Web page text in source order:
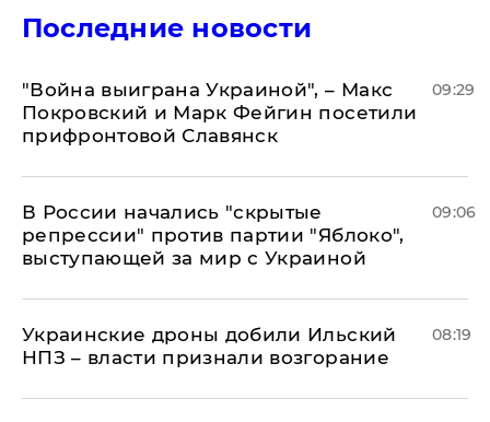
Последние новости
"Война выиграна Украиной", – Макс
Покровский и Марк Фейгин посетили
прифронтовой Славянск
09:29
В России начались "скрытые
репрессии" против партии "Яблоко",
выступающей за мир с Украиной
09:06
Украинские дроны добили Ильский
НПЗ – власти признали возгорание
08:19